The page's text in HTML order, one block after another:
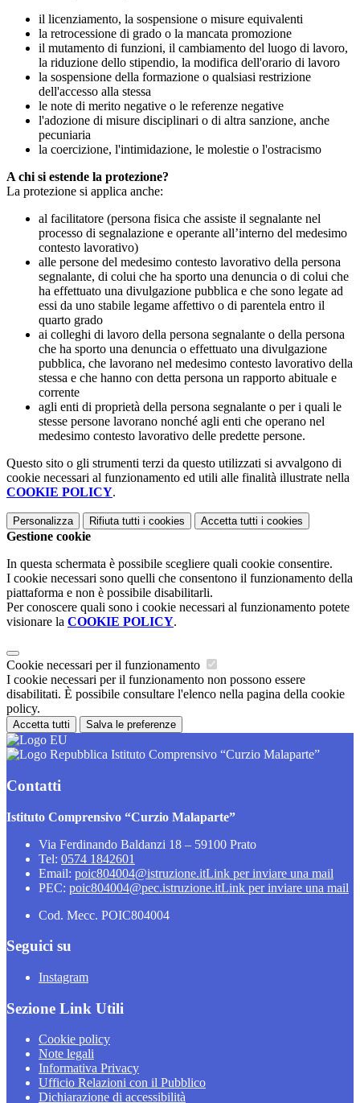
il licenziamento, la sospensione o misure equivalenti
la retrocessione di grado o la mancata promozione
il mutamento di funzioni, il cambiamento del luogo di lavoro,
la riduzione dello stipendio, la modifica dell'orario di lavoro
la sospensione della formazione o qualsiasi restrizione
dell'accesso alla stessa
le note di merito negative o le referenze negative
l'adozione di misure disciplinari o di altra sanzione, anche
pecuniaria
la coercizione, l'intimidazione, le molestie o l'ostracismo
A chi si estende la protezione?
La protezione si applica anche:
al facilitatore (persona fisica che assiste il segnalante nel
processo di segnalazione e operante all’interno del medesimo
contesto lavorativo)
alle persone del medesimo contesto lavorativo della persona
segnalante, di colui che ha sporto una denuncia o di colui che
ha effettuato una divulgazione pubblica e che sono legate ad
essi da uno stabile legame affettivo o di parentela entro il
quarto grado
ai colleghi di lavoro della persona segnalante o della persona
che ha sporto una denuncia o effettuato una divulgazione
pubblica, che lavorano nel medesimo contesto lavorativo della
stessa e che hanno con detta persona un rapporto abituale e
corrente
agli enti di proprietà della persona segnalante o per i quali le
stesse persone lavorano nonché agli enti che operano nel
medesimo contesto lavorativo delle predette persone.
Questo sito o gli strumenti terzi da questo utilizzati si avvalgono di
cookie necessari al funzionamento ed utili alle finalità illustrate nella
COOKIE POLICY.
Personalizza Rifiuta tutti i cookies Accetta tutti i cookies
Gestione cookie
In questa schermata è possibile scegliere quali cookie consentire.
I cookie necessari sono quelli che consentono il funzionamento della
piattaforma e non è possibile disabilitarli.
Per conoscere quali sono i cookie necessari al funzionamento potete
visionare la COOKIE POLICY.
Cookie necessari per il funzionamento
I cookie necessari per il funzionamento non possono essere
disabilitati. È possibile consultare l'elenco nella pagina della cookie
policy.
Accetta tutti Salva le preferenze
Istituto Comprensivo “Curzio Malaparte”
Contatti
Istituto Comprensivo “Curzio Malaparte”
Via Ferdinando Baldanzi 18 – 59100 Prato
Tel: 0574 1842601
Email: poic804004@istruzione.itLink per inviare una mail
PEC: poic804004@pec.istruzione.itLink per inviare una mail
Cod. Mecc. POIC804004
Seguici su
Instagram
Sezione Link Utili
Cookie policy
Note legali
Informativa Privacy
Ufficio Relazioni con il Pubblico
Dichiarazione di accessibilità